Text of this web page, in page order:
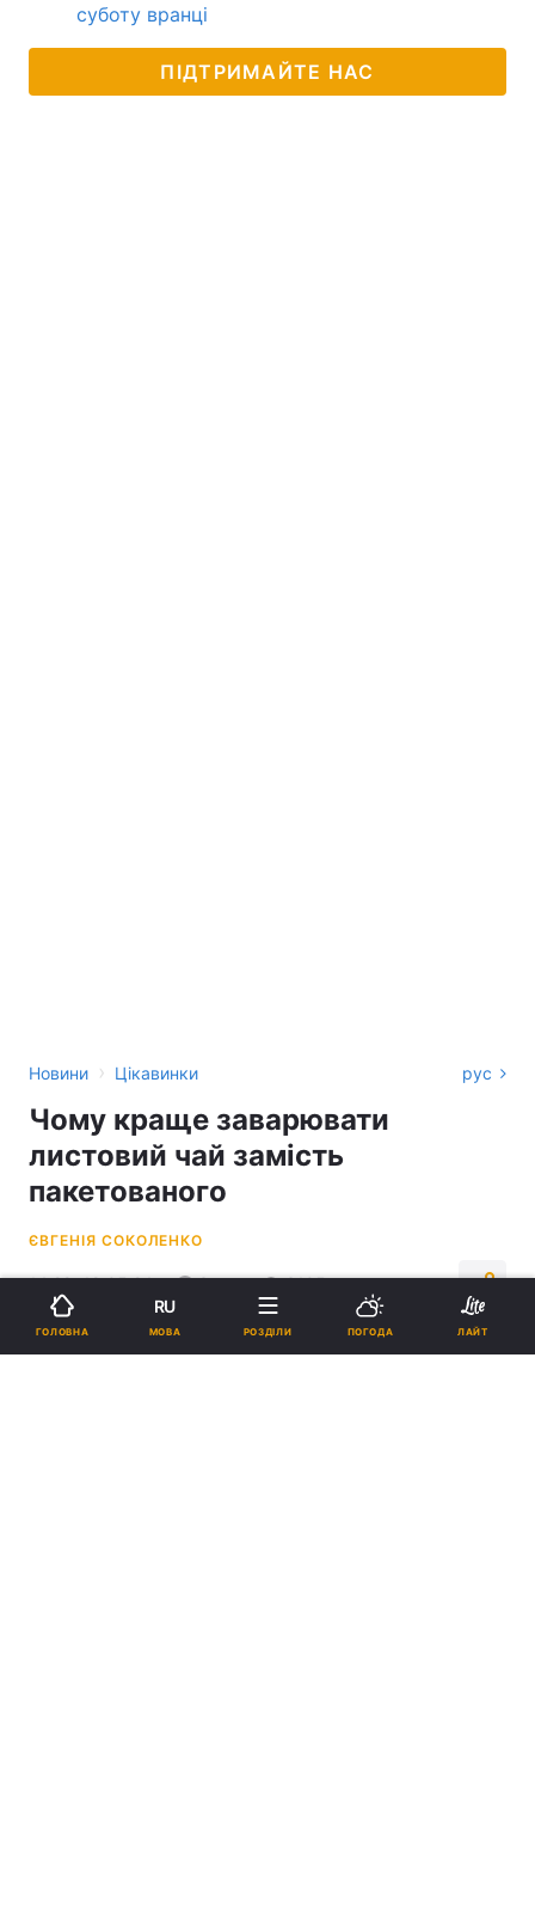
суботу вранці
ПІДТРИМАЙТЕ НАС
Новини › Цікавинки рус
Чому краще заварювати
листовий чай замість
пакетованого
ЄВГЕНІЯ СОКОЛЕНКО
14:29, 19.05.24 3 хв. 3105
Підпишіться на нас в Google
ГОЛОВНА
RU
МОВА РОЗДІЛИ ПОГОДА ЛАЙТ